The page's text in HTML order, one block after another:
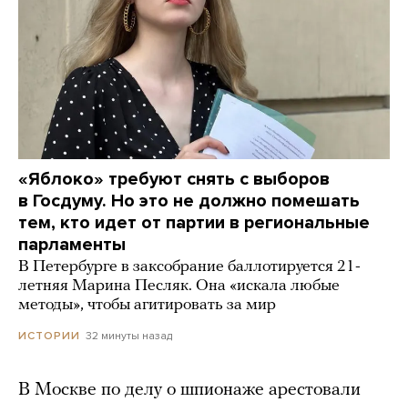
«Яблоко» требуют снять с выборов
в Госдуму. Но это не должно помешать
тем, кто идет от партии в региональные
парламенты
В Петербурге в заксобрание баллотируется 21-
летняя Марина Песляк. Она «искала любые
методы», чтобы агитировать за мир
ИСТОРИИ 32 минуты назад
В Москве по делу о шпионаже арестовали